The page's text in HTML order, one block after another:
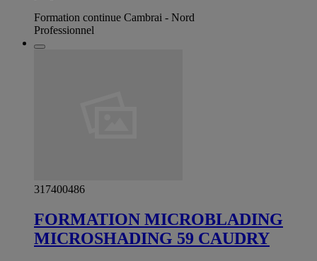
Formation continue Cambrai - Nord
Professionnel
317400486
FORMATION MICROBLADING
MICROSHADING 59 CAUDRY